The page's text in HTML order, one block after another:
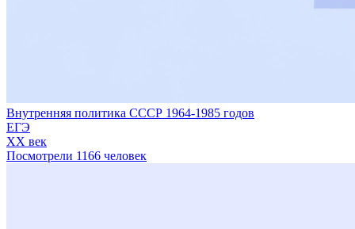
Внутренняя политика СССР 1964-1985 годов
ЕГЭ
XX век
Посмотрели 1166 человек